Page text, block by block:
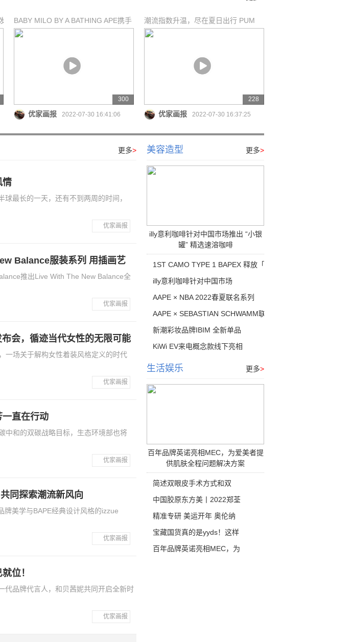
BABY MILO BY A BATHING APE携手
全球10位艺
300
优家画报 2022-07-30 16:41:06
潮流指数升温，尽在夏日出行 PUM
228
优家画报 2022-07-30 16:37:25
更多>
情
最长的一天，还有不到两周的时间，
优家画报
Balance服装系列 用插画艺
推出Live With The New Balance全
优家画报
会，循迹当代女性的无限可能
一场关于解构女性着装风格定义的时代
优家画报
直在行动
中和的双碳战略目标，生态环境部也将
优家画报
同探索潮流新风向
牌美学与BAPE经典设计风格的izzue
优家画报
位！
代品牌代言人，和贝茜妮共同开启全新时
优家画报
美容造型 更多>
illy意利咖啡针对中国市场推出 “小银
罐” 精选速溶咖啡
1ST CAMO TYPE 1 BAPEX 释放「迷
illy意利咖啡针对中国市场
AAPE × NBA 2022春夏联名系列
AAPE × SEBASTIAN SCHWAMM联名系
新潮彩妆品牌IBIM 全新单品
KiWi EV来电概念款线下亮相
生活娱乐 更多>
百年品牌英诺亮相MEC，为爱美者提
供肌肤全程问题解决方案
简述双眼皮手术方式和双
中国胶原东方美丨2022郑荃
精准专研 美运开年 奥伦纳
宝藏国货真的是yyds！这样
百年品牌英诺亮相MEC，为